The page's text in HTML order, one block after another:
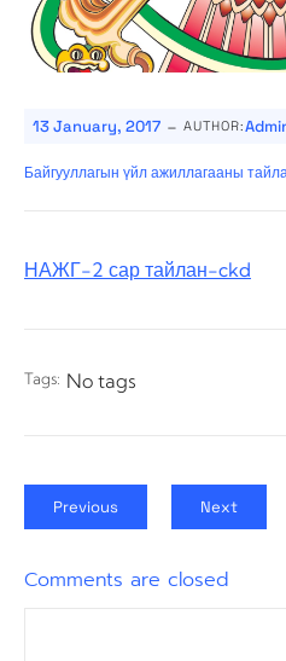
13 January, 2017 - AUTHOR:
Байгууллагын үйл ажиллагааны
НАЖГ-2 сар тайлан-ckd
Tags: No tags
Previous Next
Comments are closed